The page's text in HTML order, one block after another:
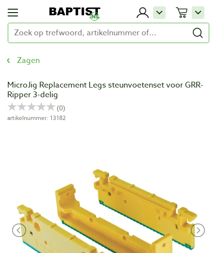
Zagen
MicroJig Replacement Legs steunvoetenset voor GRR-
Ripper 3-delig
artikelnummer: 13182